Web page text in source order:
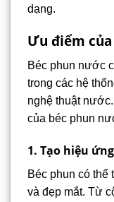
dạng.
Ưu điểm
Béc phun nước
trong các hệ
nghệ thuật
của béc phun
1. Tạo hiệu
Béc phun có thể
và đẹp mắt. Từ